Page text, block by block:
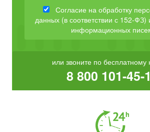
Согласие на обработку
данных (в соответствии с 152-ФЗ)
информационных
или звоните по бесплатному
8 800 101-45-